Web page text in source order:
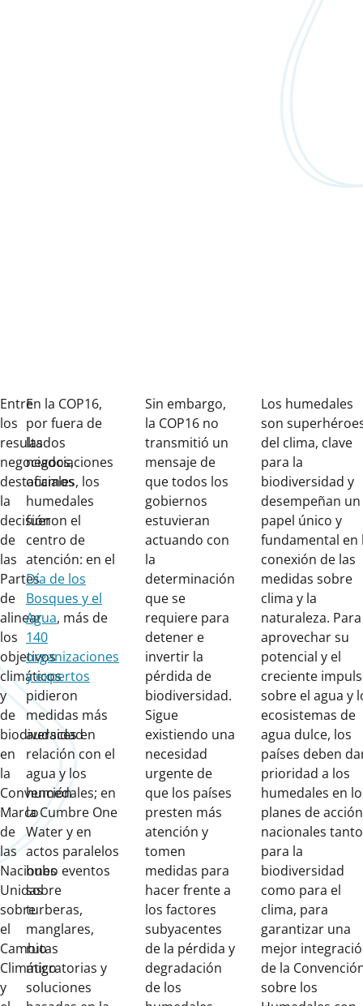
Entre
los
resultados
negociados,
destacamos
la
decisión
de
las
Partes
de
alinear
los
objetivos
climáticos
y
de
biodiversidad
en
la
Convención
Marco
de
las
Naciones
Unidas
sobre
el
Cambio
Climático
y
En la COP16,
por fuera de
las
negociaciones
oficiales, los
humedales
fueron el
centro de
atención: en el
Día de los
Bosques y el
Agua, más de
140
organizaciones
y expertos
pidieron
medidas más
audaces en
relación con el
agua y los
humedales; en
la Cumbre One
Water y en
actos paralelos
hubo eventos
sobre
turberas,
manglares,
rutas
migratorias y
soluciones
Sin embargo,
la COP16 no
transmitió un
mensaje de
que todos los
gobiernos
estuvieran
actuando con
la
determinación
que se
requiere para
detener e
invertir la
pérdida de
biodiversidad.
Sigue
existiendo una
necesidad
urgente de
que los países
presten más
atención y
tomen
medidas para
hacer frente a
los factores
subyacentes
de la pérdida y
degradación
de los
Los humedales
son
del clima, clave
para la
biodiversidad y
desempeñan un
papel único y
fundamental en
conexión de las
medidas sobre
clima y la
naturaleza. Para
aprovechar su
potencial y el
creciente
sobre el agua y
ecosistemas de
agua dulce, los
países deben
prioridad a los
humedales en
planes de acción
nacionales tanto
para la
biodiversidad
como para el
clima, para
garantizar una
mejor
de la
sobre los